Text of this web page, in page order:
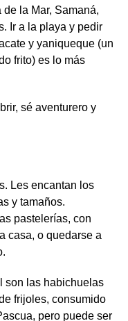
la Mar, Samaná,
Ir a la playa y pedir
y yaniqueque (un
frito) es lo más
sé aventurero y
Les encantan los
y tamaños.
pastelerías, con
casa, o quedarse a
son las habichuelas
frijoles, consumido
pero puede ser